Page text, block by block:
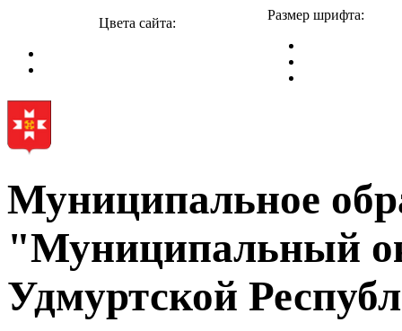
Цвета сайта:
Размер шрифта:
Муниципальное
"Муниципальный
Удмуртской